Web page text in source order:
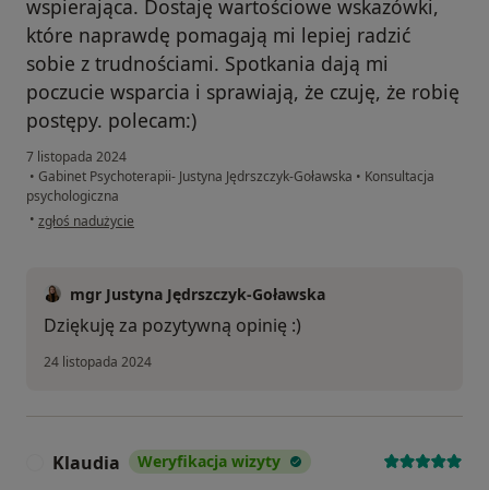
wspierająca. Dostaję wartościowe wskazówki,
które naprawdę pomagają mi lepiej radzić
sobie z trudnościami. Spotkania dają mi
poczucie wsparcia i sprawiają, że czuję, że robię
postępy. polecam:)
7 listopada 2024
• Gabinet Psychoterapii- Justyna Jędrszczyk-Goławska • Konsultacja
psychologiczna
• w opinii użytkownika PG
zgłoś nadużycie
mgr Justyna Jędrszczyk-Goławska
Dziękuję za pozytywną opinię :)
24 listopada 2024
Klaudia Weryfikacja wizyty